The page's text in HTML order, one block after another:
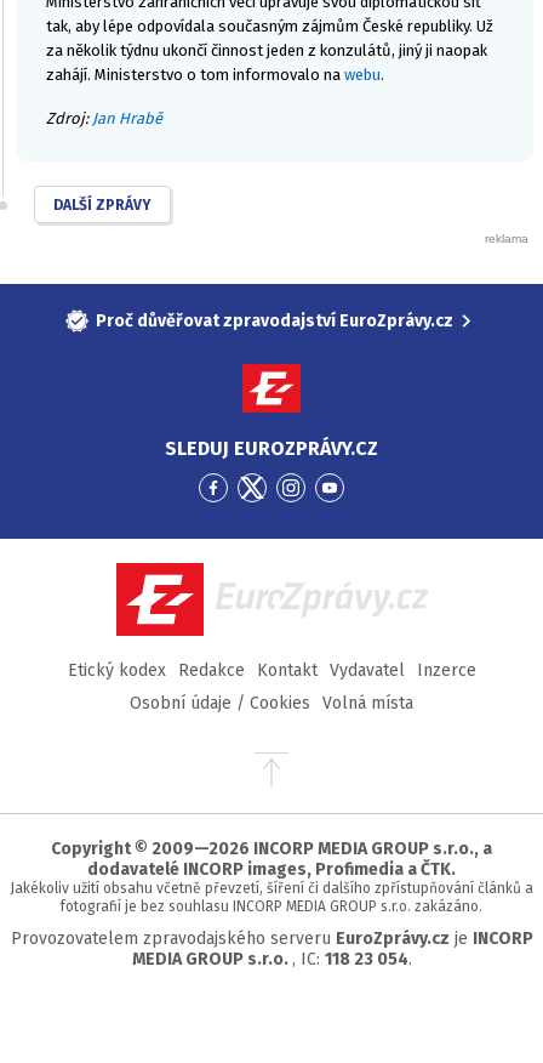
tak, aby lépe odpovídala současným zájmům České republiky. Už
za několik týdnu ukončí činnost jeden z konzulátů, jiný ji naopak
zahájí. Ministerstvo o tom informovalo na webu.
Zdroj: Jan Hrabě
DALŠÍ ZPRÁVY
Proč důvěřovat zpravodajství EuroZprávy.cz
SLEDUJ EUROZPRÁVY.CZ
Přejít
Facebook
Přejít
Twitter
Přejít
Instagram
Přejít
YouTube
EuroZprávy.cz
Etický kodex Redakce Kontakt Vydavatel
Inzerce
Osobní údaje / Cookies
Volná místa
Přejít
stránky
Copyright © 2009—2026 INCORP MEDIA GROUP s.r.o., a
dodavatelé INCORP images, Profimedia a ČTK.
Jakékoliv užití obsahu včetně převzetí, šíření či dalšího zpřístupňování článků a
fotografií je bez souhlasu INCORP MEDIA GROUP s.r.o. zakázáno.
Provozovatelem zpravodajského serveru EuroZprávy.cz je INCORP
MEDIA GROUP s.r.o., IC: 118 23 054.